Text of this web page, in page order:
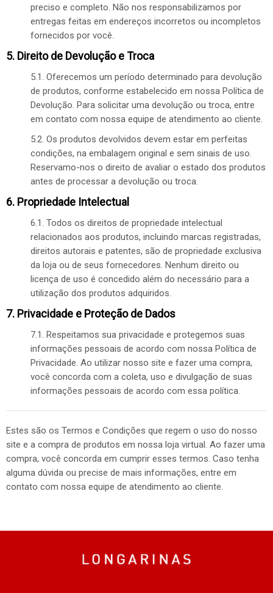
preciso e completo. Não nos responsabilizamos por
entregas feitas em endereços incorretos ou incompletos
fornecidos por você.
5. Direito de Devolução e Troca
5.1. Oferecemos um período determinado para devolução
de produtos, conforme estabelecido em nossa Política de
Devolução. Para solicitar uma devolução ou troca, entre
em contato com nossa equipe de atendimento ao cliente.
5.2. Os produtos devolvidos devem estar em perfeitas
condições, na embalagem original e sem sinais de uso.
Reservamo-nos o direito de avaliar o estado dos produtos
antes de processar a devolução ou troca.
6. Propriedade Intelectual
6.1. Todos os direitos de propriedade intelectual
relacionados aos produtos, incluindo marcas registradas,
direitos autorais e patentes, são de propriedade exclusiva
da loja ou de seus fornecedores. Nenhum direito ou
licença de uso é concedido além do necessário para a
utilização dos produtos adquiridos.
7. Privacidade e Proteção de Dados
7.1. Respeitamos sua privacidade e protegemos suas
informações pessoais de acordo com nossa Política de
Privacidade. Ao utilizar nosso site e fazer uma compra,
você concorda com a coleta, uso e divulgação de suas
informações pessoais de acordo com essa política.
Estes são os Termos e Condições que regem o uso do nosso
site e a compra de produtos em nossa loja virtual. Ao fazer uma
compra, você concorda em cumprir esses termos. Caso tenha
alguma dúvida ou precise de mais informações, entre em
contato com nossa equipe de atendimento ao cliente.